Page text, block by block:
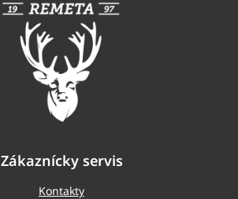
Zákaznícky servis
Kontakty